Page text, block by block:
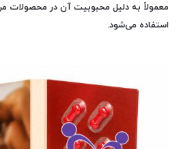
معمولاً به دلیل محبوبیت آن در محصولات
استفاده می‌شود.